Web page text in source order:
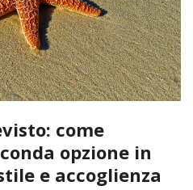
come
opzione in
e accoglienza